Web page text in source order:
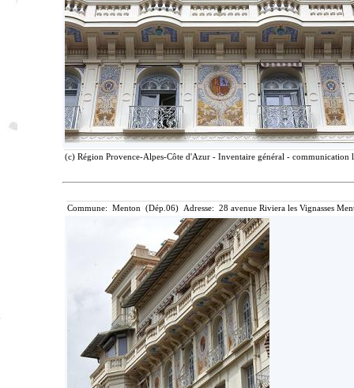
(c) Région Provence-Alpes-Côte d'Azur - Inventaire général -
Commune: Menton (Dép.06) Adresse: 28 avenue Riviera les Vignasses